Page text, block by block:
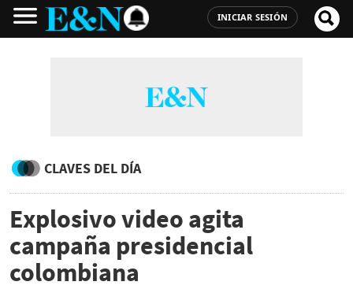
INICIAR SESIÓN
CLAVES DEL DÍA
Explosivo video agita
campaña presidencial
colombiana